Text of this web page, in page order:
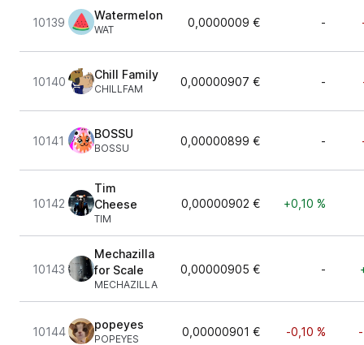
10139
Watermelon
WAT
0,0000009 € -
10140
Chill Family
CHILLFAM
0,00000907 € -
10141
BOSSU
BOSSU
0,00000899 € -
10142
Tim
Cheese
TIM
0,00000902 € +0,10 %
10143
Mechazilla
for Scale
MECHAZILLA
0,00000905 € -
10144
popeyes
POPEYES
0,00000901 € -0,10 %